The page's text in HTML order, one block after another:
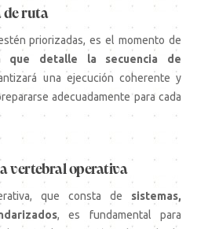
de ruta
priorizadas, es el momento de
que detalle la secuencia de
una ejecución coherente y
adecuadamente para cada
vertebral operativa
que consta de sistemas,
, es fundamental para